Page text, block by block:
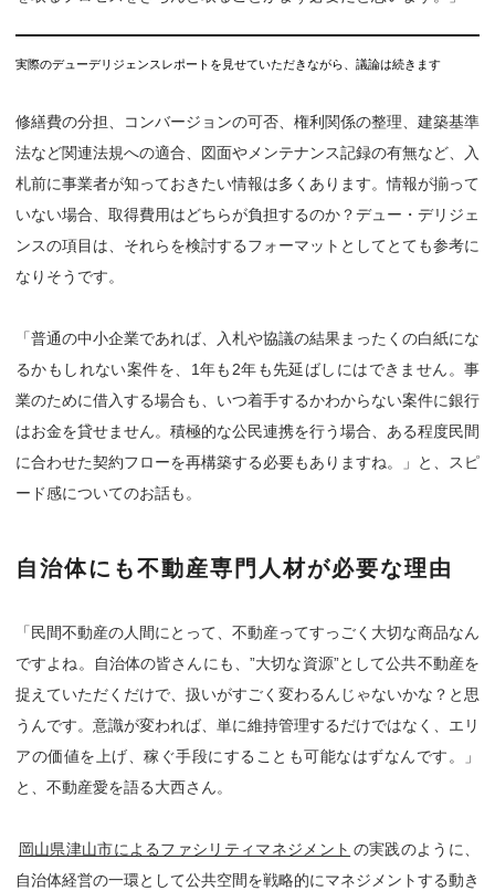
実際のデューデリジェンスレポートを見せていただきながら、議論は続きます
修繕費の分担、コンバージョンの可否、権利関係の整理、建築基準
法など関連法規への適合、図面やメンテナンス記録の有無など、入
札前に事業者が知っておきたい情報は多くあります。情報が揃って
いない場合、取得費用はどちらが負担するのか？デュー・デリジェ
ンスの項目は、それらを検討するフォーマットとしてとても参考に
なりそうです。
「普通の中小企業であれば、入札や協議の結果まったくの白紙にな
るかもしれない案件を、1年も2年も先延ばしにはできません。事
業のために借入する場合も、いつ着手するかわからない案件に銀行
はお金を貸せません。積極的な公民連携を行う場合、ある程度民間
に合わせた契約フローを再構築する必要もありますね。」と、スピ
ード感についてのお話も。
自治体にも不動産専門人材が必要な理由
「民間不動産の人間にとって、不動産ってすっごく大切な商品なん
ですよね。自治体の皆さんにも、”大切な資源”として公共不動産を
捉えていただくだけで、扱いがすごく変わるんじゃないかな？と思
うんです。意識が変われば、単に維持管理するだけではなく、エリ
アの価値を上げ、稼ぐ手段にすることも可能なはずなんです。」
と、不動産愛を語る大西さん。
岡山県津山市によるファシリティマネジメント の実践のように、
自治体経営の一環として公共空間を戦略的にマネジメントする動き